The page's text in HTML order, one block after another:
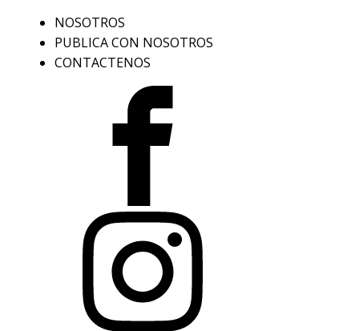
NOSOTROS
PUBLICA CON NOSOTROS
CONTACTENOS